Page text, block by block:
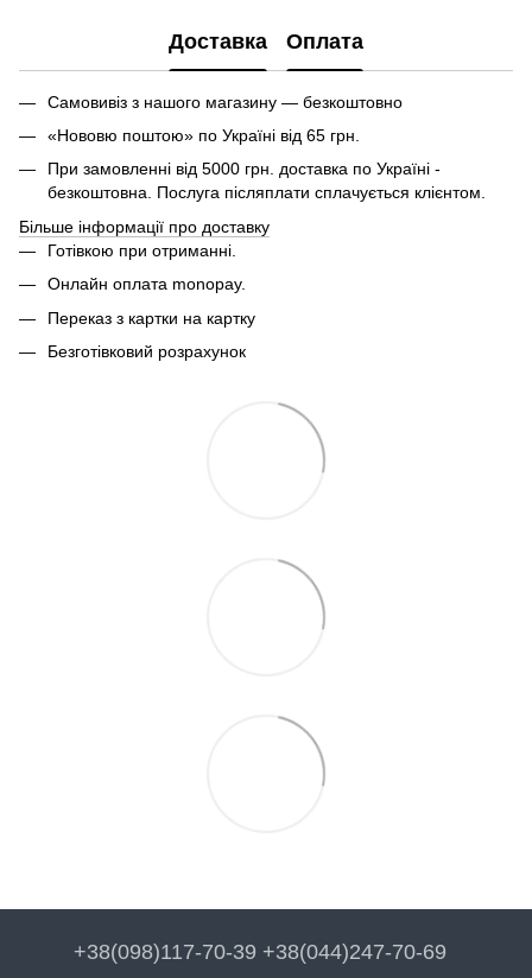
Доставка Оплата
Самовивіз з нашого магазину — безкоштовно
«Нововю поштою» по Україні від 65 грн.
При замовленні від 5000 грн. доставка по Україні -
безкоштовна. Послуга післяплати сплачується клієнтом.
Більше інформації про доставку
Готівкою при отриманні.
Онлайн оплата monopay.
Переказ з картки на картку
Безготівковий розрахунок
+38(098)117-70-39 +38(044)247-70-69